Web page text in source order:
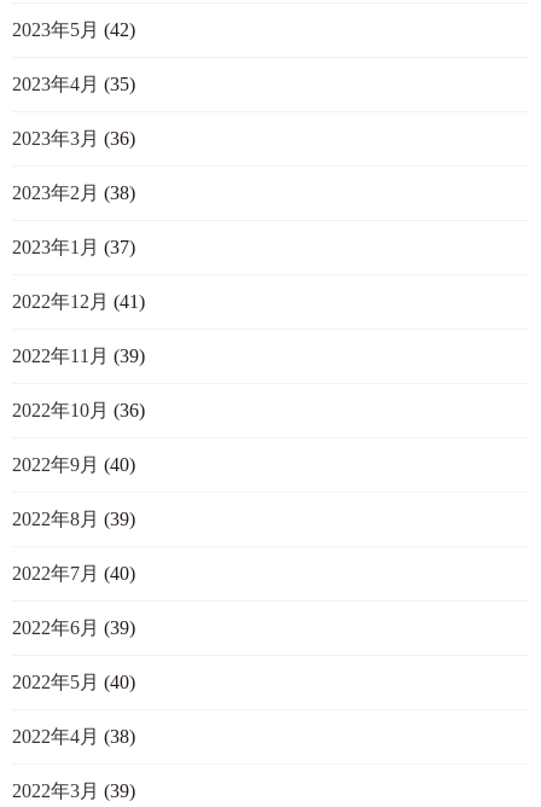
2023年5月 (42)
2023年4月 (35)
2023年3月 (36)
2023年2月 (38)
2023年1月 (37)
2022年12月 (41)
2022年11月 (39)
2022年10月 (36)
2022年9月 (40)
2022年8月 (39)
2022年7月 (40)
2022年6月 (39)
2022年5月 (40)
2022年4月 (38)
2022年3月 (39)